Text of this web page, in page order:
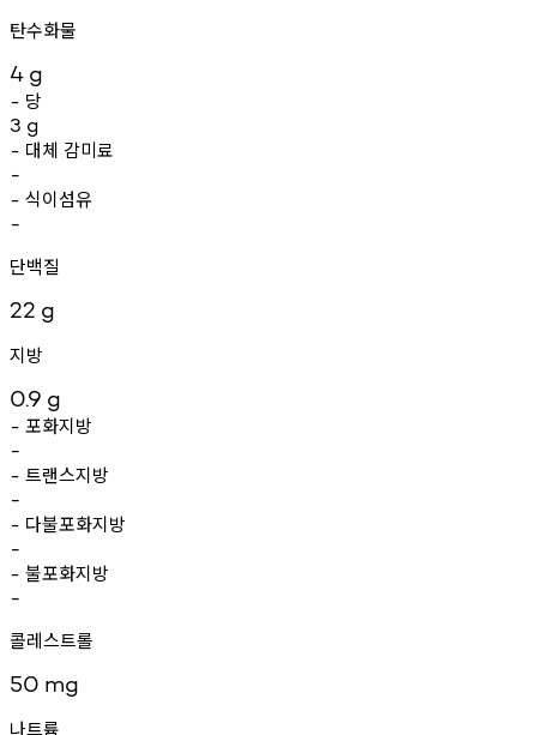
탄수화물
4 g
- 당
3 g
- 대체 감미료
-
- 식이섬유
-
단백질
22 g
지방
0.9 g
- 포화지방
-
- 트랜스지방
-
- 다불포화지방
-
- 불포화지방
-
콜레스트롤
50 mg
나트륨